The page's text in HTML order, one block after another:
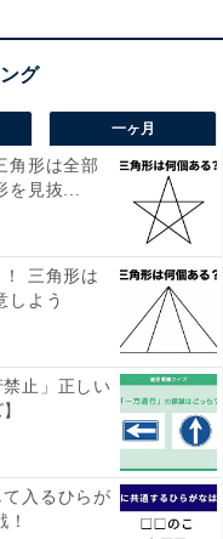
一ヶ月
角形は全部
見抜...
！ 三角形は
しよう
禁止」正しい
て入るひらが